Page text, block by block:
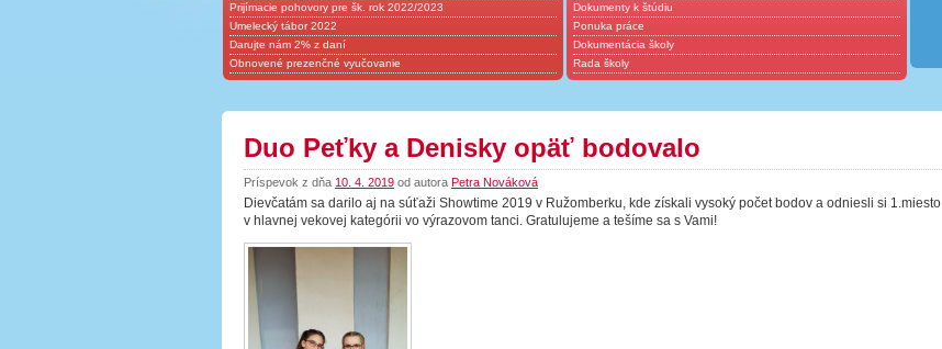
Prijímacie pohovory pre šk. rok 2022/2023
Umelecký tábor 2022
Darujte nám 2% z daní
Obnovené prezenčné vyučovanie
Dokumenty k štúdiu
Ponuka práce
Dokumentácia školy
Rada školy
Duo Peťky a Denisky opäť bodovalo
Príspevok z dňa 10. 4. 2019 od autora Petra Nováková
Dievčatám sa darilo aj na súťaži Showtime 2019 v Ružomberku, kde získali vysoký počet bodov a odniesli si 1.miesto
v hlavnej vekovej kategórii vo výrazovom tanci. Gratulujeme a tešíme sa s Vami!